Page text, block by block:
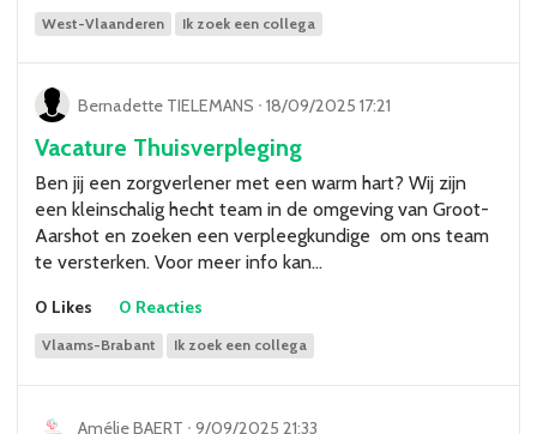
West-Vlaanderen Ik zoek een collega
Bernadette TIELEMANS ᐧ 18/09/2025 17:21
Vacature Thuisverpleging
Ben jij een zorgverlener met een warm hart? Wij zijn
een kleinschalig hecht team in de omgeving van Groot-
Aarshot en zoeken een verpleegkundige om ons team
te versterken. Voor meer info kan…
0 Likes 0 Reacties
Vlaams-Brabant Ik zoek een collega
Amélie BAERT ᐧ 9/09/2025 21:33